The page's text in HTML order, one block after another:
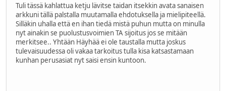
Tuli tässä kahlattua ketju lävitse taidan itsekkin avata sanaisen
arkkuni tällä palstalla muutamalla ehdotuksella ja mielipiteellä.
Silläkin uhalla että en ihan tiedä mistä puhun mutta on minulla
nyt ainakin se puolustusvoimien TA sijoitus jos se mitään
merkitsee.. Yhtään Häyhää ei ole taustalla mutta joskus
tulevaisuudessa oli vakaa tarkoitus tulla kisa katsastamaan
kunhan perusasiat nyt saisi ensin kuntoon.